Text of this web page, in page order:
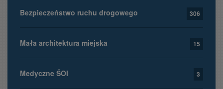
Bezpieczeństwo ruchu drogowego 306
Mała architektura miejska 15
Medyczne ŚOI 3